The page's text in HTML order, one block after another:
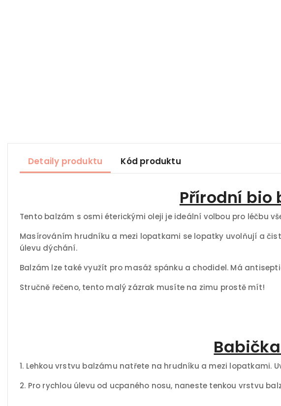
Detaily produktu Kód produktu
Přírodní bio
Tento balzám s osmi éterickými oleji je ideální volbou pro léčbu
Masírováním hrudníku a mezi lopatkami se lopatky uvolňují a
úlevu dýchání.
Balzám lze také využít pro masáž spánku a chodidel. Má
Stručně řečeno, tento malý zázrak musíte na zimu prostě mít!
1. Lehkou vrstvu balzámu natřete na hrudníku a mezi lopatkami.
2. Pro rychlou úlevu od ucpaného nosu, naneste tenkou vrstvu